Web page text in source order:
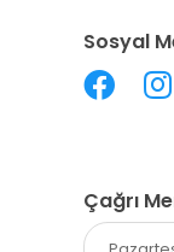
Sosyal
Çağrı